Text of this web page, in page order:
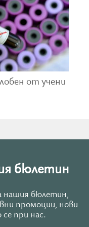
водещата
на
от учени
бюлетин
нашия бюлетин,
промоции, нови
при нас.